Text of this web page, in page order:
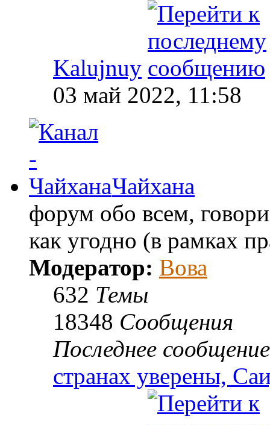
Kalujnuy
03 май 2022, 11:58
Чайхана
форум обо всем,
как угодно (в рамках
Модератор: Вова
632 Темы
18348 Сообщения
Последнее сообщение
странах уверены,